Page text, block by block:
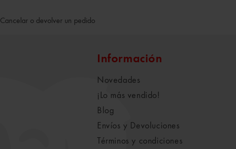
Cancelar o devolver un pedido
Información
Novedades
¡Lo más vendido!
Blog
Envíos y Devoluciones
Términos y condiciones